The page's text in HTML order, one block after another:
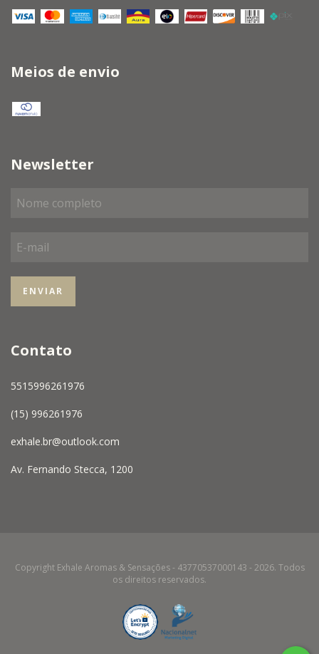
Meios de envio
Newsletter
Contato
5515996261976
(15) 996261976
exhale.br@outlook.com
Av. Fernando Stecca, 1200
Copyright Exhale Aromas & Sensações - 43770537000143 - 2026. Todos
os direitos reservados.